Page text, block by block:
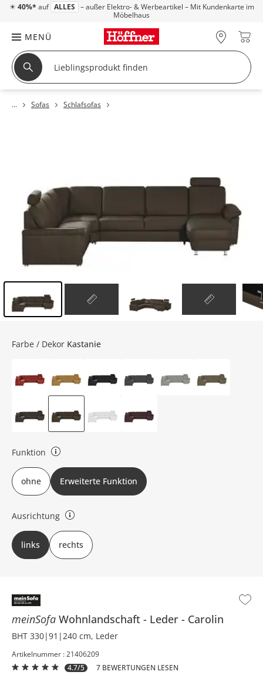
☀ 40%* auf ALLES – außer Elektro- & Werbeartikel – Mit Kundenkarte im
Möbelhaus
MENÜ
Sofas Schlafsofas
meinSofa Wohnlandschaft Leder Carolin
BHT 330|91|240 cm, Leder
Artikelnummer : 21406209
4.7/5
7 BEWERTUNGEN LESEN
Farbe / Dekor Kastanie
Funktion
ohne Funktion: keine erweiterte Funktion: verstellbare Kopfstütze,
Stauraum, Relaxrücken, Schlaffunktion, motorische Relaxfunktion
ohne Erweiterte Funktion
Ausrichtung
links oder rechts (bezieht sich auf die Draufsicht)
links rechts